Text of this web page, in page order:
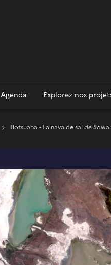
Agenda Explorez nos
Botsuana - La nava de sal de